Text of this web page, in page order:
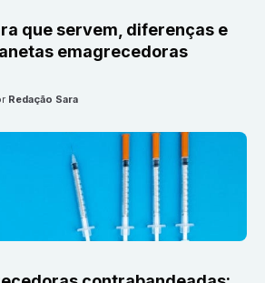
que servem, diferenças e
emagrecedoras
Redação Sara